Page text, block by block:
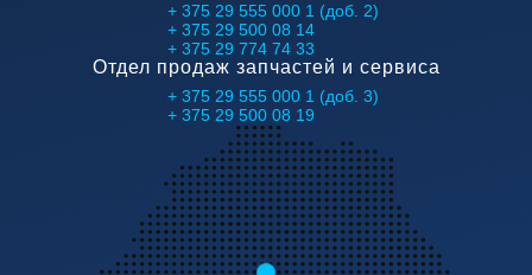
+ 375 29 555 000 1 (доб. 2)
+ 375 29 500 08 14
+ 375 29 774 74 33
Отдел продаж запчастей и сервиса
+ 375 29 555 000 1 (доб. 3)
+ 375 29 500 08 19